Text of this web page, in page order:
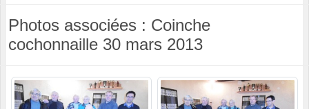
Photos associées : Coinche
cochonnaille 30 mars 2013